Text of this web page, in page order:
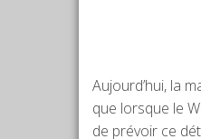
Aujourd’hui, la
que lorsque le
de prévoir ce